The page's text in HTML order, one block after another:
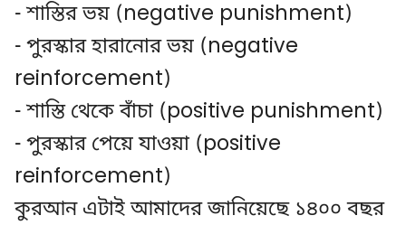
- শাস্তির ভয় (negative punishment)
- পুরস্কার হারানোর ভয় (negative
reinforcement)
- শাস্তি থেকে বাঁচা (positive punishment)
- পুরস্কার পেয়ে যাওয়া (positive
reinforcement)
কুরআন এটাই আমাদের জানিয়েছে ১৪০০ বছর